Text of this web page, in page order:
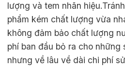
lượng và tem nhãn
phẩm kém chất lượng vừa
không đảm bảo chất lượng
phí ban đầu bỏ ra cho những
nhưng về lâu về dài chi phí